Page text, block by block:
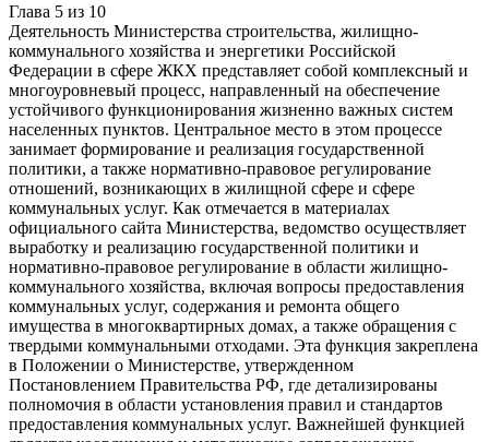
Глава 5 из 10
Деятельность Министерства строительства, жилищно-
коммунального хозяйства и энергетики Российской
Федерации в сфере ЖКХ представляет собой комплексный и
многоуровневый процесс, направленный на обеспечение
устойчивого функционирования жизненно важных систем
населенных пунктов. Центральное место в этом процессе
занимает формирование и реализация государственной
политики, а также нормативно-правовое регулирование
отношений, возникающих в жилищной сфере и сфере
коммунальных услуг. Как отмечается в материалах
официального сайта Министерства, ведомство осуществляет
выработку и реализацию государственной политики и
нормативно-правовое регулирование в области жилищно-
коммунального хозяйства, включая вопросы предоставления
коммунальных услуг, содержания и ремонта общего
имущества в многоквартирных домах, а также обращения с
твердыми коммунальными отходами. Эта функция закреплена
в Положении о Министерстве, утвержденном
Постановлением Правительства РФ, где детализированы
полномочия в области установления правил и стандартов
предоставления коммунальных услуг. Важнейшей функцией